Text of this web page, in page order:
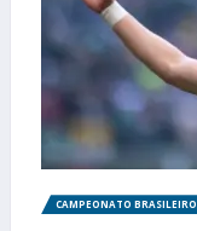
CAMPEONATO BRASILEIRO